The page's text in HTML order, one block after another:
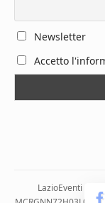
Newsletter
Accetto
LazioEventi –